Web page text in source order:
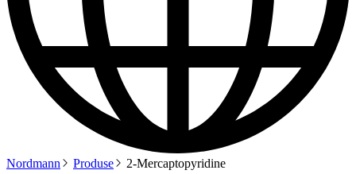
Nordmann Produse 2-Mercaptopyridine